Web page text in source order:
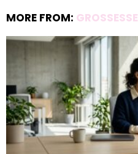
MORE FROM: GROSSESSE